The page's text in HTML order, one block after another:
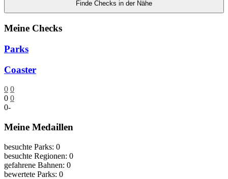
Finde Checks in der Nähe
Meine Checks
Parks
Coaster
0 0
0 0
0-
Meine Medaillen
besuchte Parks: 0
besuchte Regionen: 0
gefahrene Bahnen: 0
bewertete Parks: 0